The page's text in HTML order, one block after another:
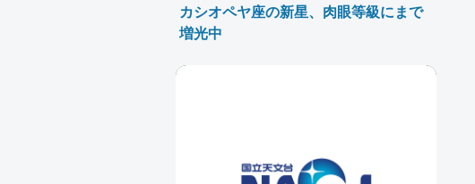
カシオペヤ座の新星、肉眼等級にまで
増光中